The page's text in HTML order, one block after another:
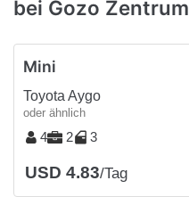
bei Gozo Zentrum
Mini
Toyota Aygo
oder ähnlich
4 2 3
USD 4.83/Tag